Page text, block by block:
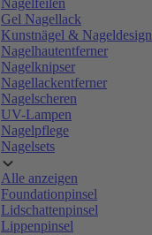
Nagelfeilen
Gel Nagellack
Kunstnägel & Nageldesign
Nagelhautentferner
Nagelknipser
Nagellackentferner
Nagelscheren
UV-Lampen
Nagelpflege
Nagelsets
Alle anzeigen
Foundationpinsel
Lidschattenpinsel
Lippenpinsel